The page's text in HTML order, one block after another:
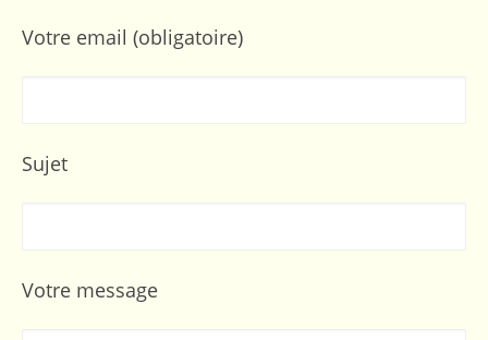
Votre email (obligatoire)
Sujet
Votre message